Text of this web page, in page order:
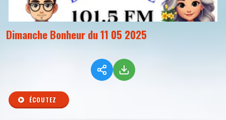
Dimanche Bonheur du 11 05 2025
ÉCOUTEZ